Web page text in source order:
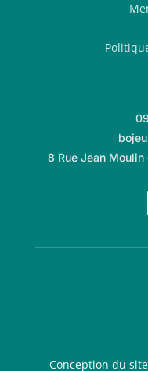
8 Rue Jean Moulin
Conception du